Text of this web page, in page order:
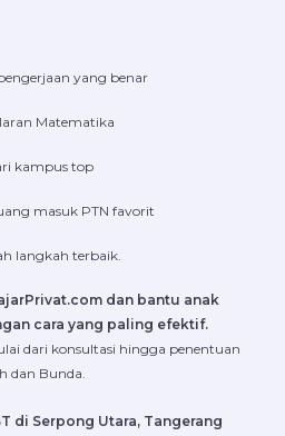
yang benar
Matematika
kampus top
masuk PTN favorit
langkah terbaik.
dan bantu anak
cara yang paling efektif.
dari konsultasi hingga penentuan
dan Bunda.
di Serpong Utara, Tangerang